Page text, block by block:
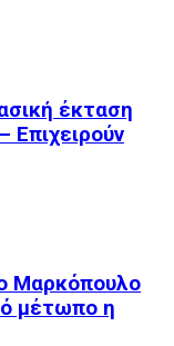
έκταση
Επιχειρούν
Μαρκόπουλο
μέτωπο η